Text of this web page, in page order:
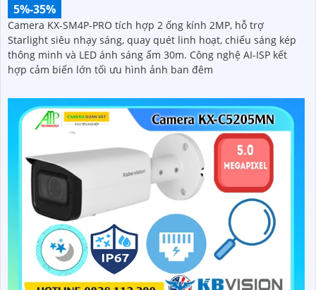
5%-35%
Camera KX-SM4P-PRO tích hợp 2 ống kính 2MP, hỗ trợ
Starlight siêu nhạy sáng, quay quét linh hoạt, chiếu sáng kép
thông minh và LED ánh sáng ấm 30m. Công nghệ AI-ISP kết
hợp cảm biến lớn tối ưu hình ảnh ban đêm